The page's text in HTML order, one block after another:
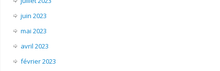
juin 2023
mai 2023
avril 2023
février 2023